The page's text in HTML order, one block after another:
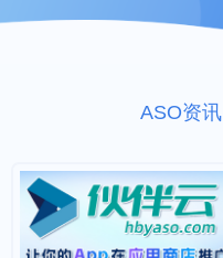
ASO资讯